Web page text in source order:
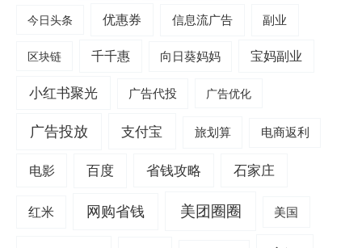
今日头条 优惠券 信息流广告 副业
区块链 千千惠 向日葵妈妈 宝妈副业
小红书聚光 广告代投 广告优化
广告投放 支付宝 旅划算 电商返利
电影 百度 省钱攻略 石家庄
红米 网购省钱 美团圈圈 美国